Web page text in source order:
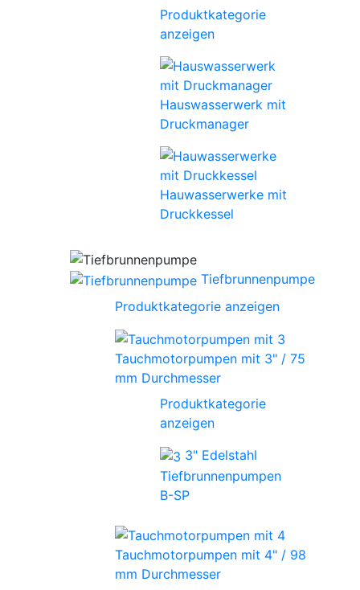
Produktkategorie
anzeigen
Hauswasserwerk mit
Druckmanager
Hauwasserwerke mit
Druckkessel
Tiefbrunnenpumpe
Produktkategorie anzeigen
Tauchmotorpumpen mit 3" / 75
mm Durchmesser
Produktkategorie
anzeigen
3" Edelstahl
Tiefbrunnenpumpen
B-SP
Tauchmotorpumpen mit 4" / 98
mm Durchmesser